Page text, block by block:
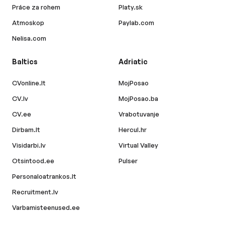
Práce za rohem
Atmoskop
Nelisa.com
Platy.sk
Paylab.com
Baltics
CVonline.lt
CV.lv
CV.ee
Dirbam.lt
Visidarbi.lv
Otsintood.ee
Personaloatrankos.lt
Recruitment.lv
Varbamisteenused.ee
Adriatic
MojPosao
MojPosao.ba
Vrabotuvanje
Hercul.hr
Virtual Valley
Pulser